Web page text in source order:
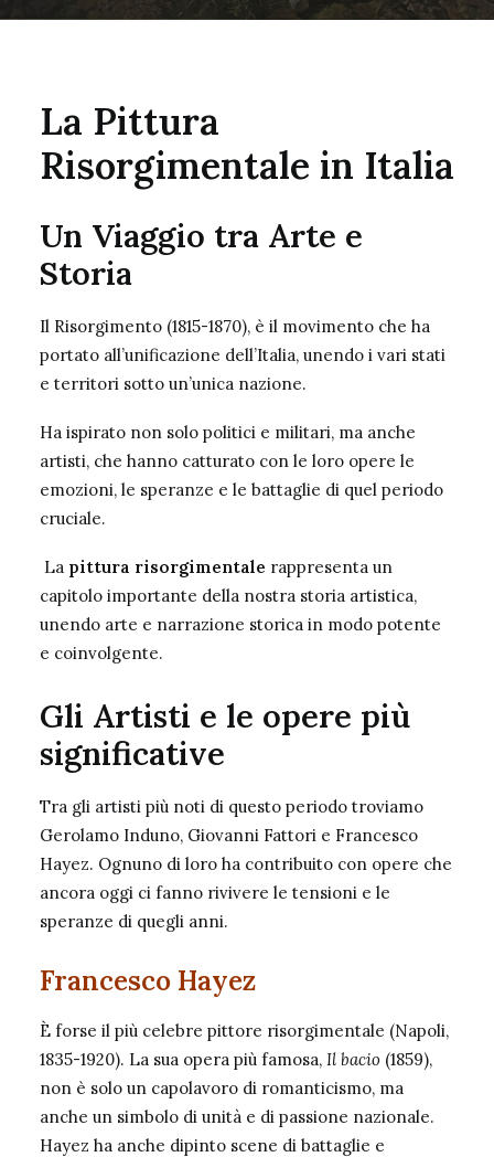
La Pittura
Risorgimentale in Italia
Un Viaggio tra Arte e
Storia
Il Risorgimento (1815-1870), è il movimento che ha
portato all’unificazione dell’Italia, unendo i vari stati
e territori sotto un’unica nazione.
Ha ispirato non solo politici e militari, ma anche
artisti, che hanno catturato con le loro opere le
emozioni, le speranze e le battaglie di quel periodo
cruciale.
La pittura risorgimentale rappresenta un
capitolo importante della nostra storia artistica,
unendo arte e narrazione storica in modo potente
e coinvolgente.
Gli Artisti e le opere più
significative
Tra gli artisti più noti di questo periodo troviamo
Gerolamo Induno, Giovanni Fattori e Francesco
Hayez. Ognuno di loro ha contribuito con opere che
ancora oggi ci fanno rivivere le tensioni e le
speranze di quegli anni.
Francesco Hayez
È forse il più celebre pittore risorgimentale (Napoli,
1835-1920). La sua opera più famosa, Il bacio (1859),
non è solo un capolavoro di romanticismo, ma
anche un simbolo di unità e di passione nazionale.
Hayez ha anche dipinto scene di battaglie e